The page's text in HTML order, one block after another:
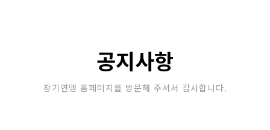
포토갤러리
공지사항
장기연맹 홈페이지를 방문해 주셔서 감사합니다.